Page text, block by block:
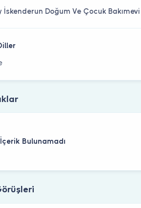
İskenderun Doğum Ve Çocuk Bakımevi
İçerik Bulunamadı